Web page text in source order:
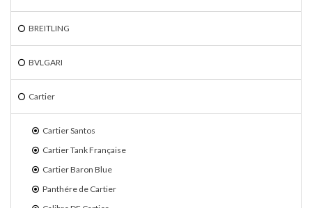
BREITLING
BVLGARI
Cartier
Cartier Santos
Cartier Tank Française
Cartier Baron Blue
Panthére de Cartier